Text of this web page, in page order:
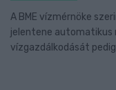
A BME vízmérnöke
jelentene automatikus
vízgazdálkodását